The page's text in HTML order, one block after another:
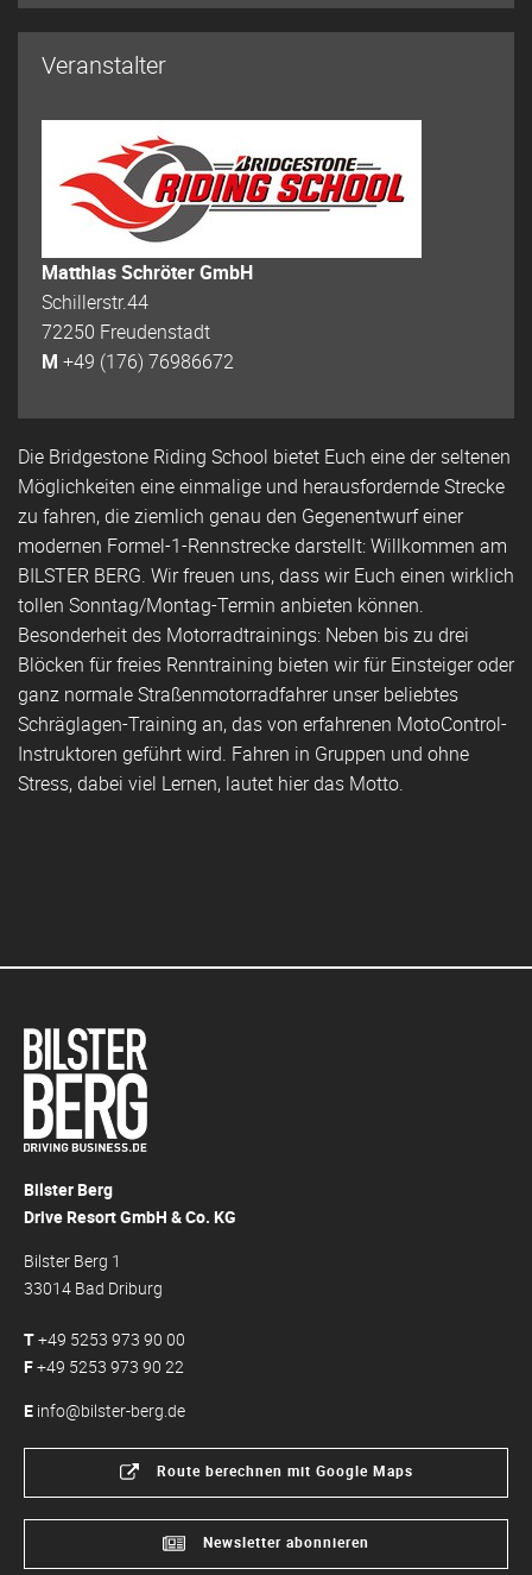
Veranstalter
Matthias Schröter GmbH
Schillerstr.44
72250 Freudenstadt
M +49 (176) 76986672
Die Bridgestone Riding School bietet Euch eine der seltenen
Möglichkeiten eine einmalige und herausfordernde Strecke
zu fahren, die ziemlich genau den Gegenentwurf einer
modernen Formel-1-Rennstrecke darstellt: Willkommen am
BILSTER BERG. Wir freuen uns, dass wir Euch einen wirklich
tollen Sonntag/Montag-Termin anbieten können.
Besonderheit des Motorradtrainings: Neben bis zu drei
Blöcken für freies Renntraining bieten wir für Einsteiger oder
ganz normale Straßenmotorradfahrer unser beliebtes
Schräglagen-Training an, das von erfahrenen MotoControl-
Instruktoren geführt wird. Fahren in Gruppen und ohne
Stress, dabei viel Lernen, lautet hier das Motto.
Bilster Berg
Drive Resort GmbH & Co. KG
Bilster Berg 1
33014 Bad Driburg
T+49 5253 973 90 00
F+49 5253 973 90 22
E info@bilster-berg.de
Route berechnen mit Google Maps
Newsletter abonnieren